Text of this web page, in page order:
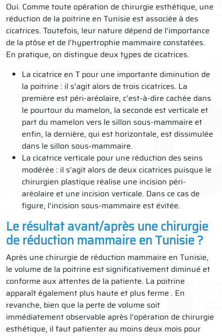
Oui. Comme toute opération de chirurgie esthétique, une
réduction de la poitrine en Tunisie est associée à des
cicatrices. Toutefois, leur nature dépend de l’importance
de la ptôse et de l’hypertrophie mammaire constatées.
En pratique, on distingue deux types de cicatrices.
La cicatrice en T pour une importante diminution de
la poitrine : il s’agit alors de trois cicatrices. La
première est péri-aréolaire, c’est-à-dire cachée dans
le pourtour du mamelon, la seconde est verticale et
part du mamelon vers le sillon sous-mammaire et
enfin, la dernière, qui est horizontale, est dissimulée
dans le sillon sous-mammaire.
La cicatrice verticale pour une réduction des seins
modérée : il s’agit alors de deux cicatrices puisque le
chirurgien plastique réalise une incision péri-
aréolaire et une incision verticale. Dans ce cas de
figure, l’incision sous-mammaire est évitée.
Le résultat avant/après une chirurgie
de réduction mammaire en Tunisie ?
Après une chirurgie de réduction mammaire en Tunisie,
le volume de la poitrine est significativement diminué et
conforme aux attentes de la patiente. La poitrine
apparaît également plus haute et plus ferme . En
revanche, bien que la perte de volume soit
immédiatement observable après l’opération de chirurgie
esthétique, il faut patienter au moins deux mois pour